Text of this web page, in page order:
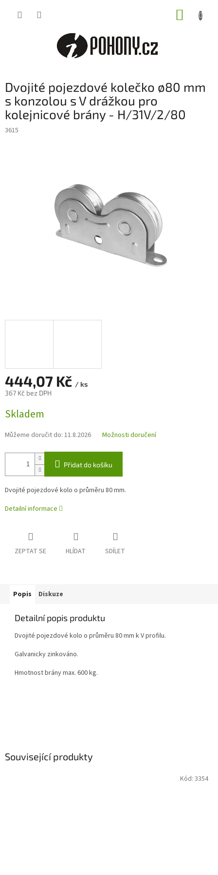
Dvojité pojezdové kolečko ø80 mm
s konzolou s V drážkou pro
kolejnicové brány - H/31V/2/80
3615
444,07 Kč / ks
367 Kč bez DPH
cena:
Skladem
Můžeme doručit do: 11.8.2026 Možnosti doručení
Přidat do košíku
Dvojité pojezdové kolo o průměru 80 mm.
Detailní informace
ZEPTAT SE HLÍDAT SDÍLET
Související produkty
Kód: 3354
Popis Diskuze
Detailní popis produktu
Dvojité pojezdové kolo o průměru 80 mm k V profilu.
Galvanicky zinkováno.
Hmotnost brány max. 600 kg.